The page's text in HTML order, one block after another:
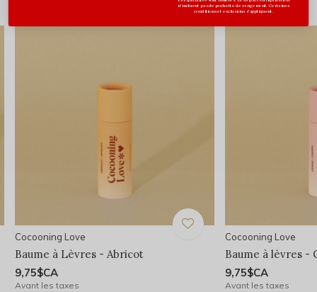
Cocooning Love
Baume à Lèvres - Abricot
9,75$CA
Avant les taxes
Cocooning Love
Baume à lèvres -
9,75$CA
Avant les taxes
n'incluent pas de pochette de rangement. Certaines
conditions et exclusions s'appliquent.